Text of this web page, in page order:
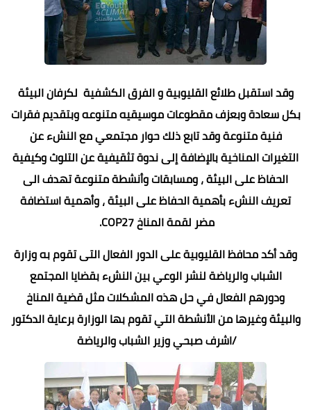
وقد استقبل طلائع القليوبية و الفرق الكشفية لكرفان البيئة
بكل سعادة وبعزف مقطوعات موسيقيه متنوعه وبتقديم فقرات
فنية متنوعة وقد تابع ذلك حوار مجتمعي مع النشء عن
التغيرات المناخية بالإضافة إلى ندوة تثقيفية عن التلوث وكيفية
الحفاظ على البيئة ، ومسابقات وأنشطة متنوعة تهدف الى
تعريف النشء بأهمية الحفاظ على البيئة ، وأهمية استضافة
مضر لقمة المناخ COP27.
وقد أكد محافظ القليوبية على الدور الفعال التى تقوم به وزارة
الشباب والرياضة لنشر الوعي بين النشء بقضايا المجتمع
ودورهم الفعال في حل هذه المشكلات مثل قضية المناخ
والبيئة وغيرها من الأنشطة التي تقوم بها الوزارة برعاية الدكتور
/اشرف صبحي وزير الشباب والرياضة